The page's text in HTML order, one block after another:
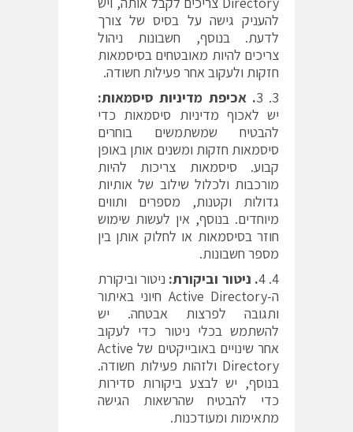
להעניק גישה על בסיס של צורך
לדעת. בנוסף, חשבונות ניהול
צריכים להיות מאובטחים בסיסמאות
חזקות ולעקוב אחר פעילות חשודה.
3. אכיפת מדיניות סיסמאות:
יש לאכוף מדיניות סיסמאות כדי
להבטיח שמשתמשים בוחרים
סיסמאות חזקות ומשנים אותן באופן
קבוע. סיסמאות צריכות להיות
מורכבות ולכלול שילוב של אותיות
גדולות וקטנות, מספרים ותווים
מיוחדים. בנוסף, אין לעשות שימוש
חוזר בסיסמאות או לחלוק אותן בין
מספר חשבונות.
4. ניטור וביקורת: ניטור וביקורת
ה-Active Directory חיוני באיתור
ותגובה לפרצות אבטחה. יש
להשתמש בכלי ניטור כדי לעקוב
אחר שינויים באובייקטים של Active
Directory ולזהות פעילות חשודה.
בנוסף, יש לבצע ביקורות סדירות
כדי להבטיח שהרשאות הגישה
מתאימות ומעודכנות.